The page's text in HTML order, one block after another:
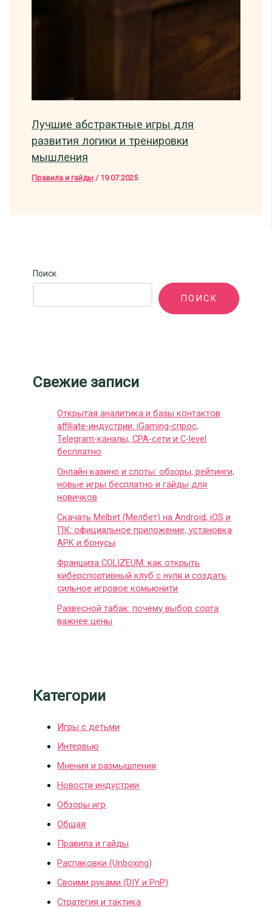
Лучшие абстрактные игры для
развития логики и тренировки
мышления
Правила и гайды / 19.07.2025
Поиск
ПОИСК
Свежие записи
Открытая аналитика и базы контактов
affiliate-индустрии: iGaming-спрос,
Telegram-каналы, CPA-сети и C-level
бесплатно
Онлайн казино и слоты: обзоры, рейтинги,
новые игры бесплатно и гайды для
новичков
Скачать Melbet (Мелбет) на Android, iOS и
ПК: официальное приложение, установка
APK и бонусы
Франшиза COLIZEUM: как открыть
киберспортивный клуб с нуля и создать
сильное игровое комьюнити
Развесной табак: почему выбор сорта
важнее цены
Категории
Игры с детьми
Интервью
Мнения и размышления
Новости индустрии
Обзоры игр
Общая
Правила и гайды
Распаковки (Unboxing)
Своими руками (DIY и PnP)
Стратегия и тактика